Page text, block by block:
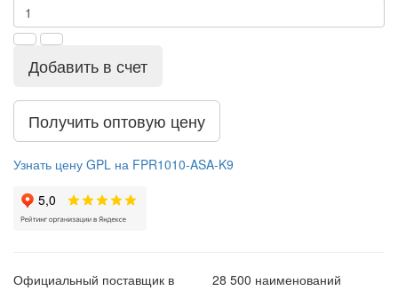
Добавить в счет
Получить оптовую цену
Узнать цену GPL на FPR1010-ASA-K9
Официальный поставщик в
28 500 наименований